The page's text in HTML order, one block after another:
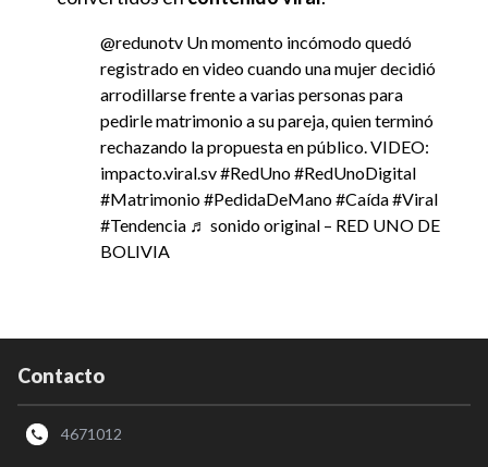
@redunotv Un momento incómodo quedó
registrado en video cuando una mujer decidió
arrodillarse frente a varias personas para
pedirle matrimonio a su pareja, quien terminó
rechazando la propuesta en público. VIDEO:
impacto.viral.sv#RedUno#RedUnoDigital
#Matrimonio#PedidaDeMano#Caída#Viral
#Tendencia ♬ sonido original – RED UNO DE
BOLIVIA
Contacto
4671012